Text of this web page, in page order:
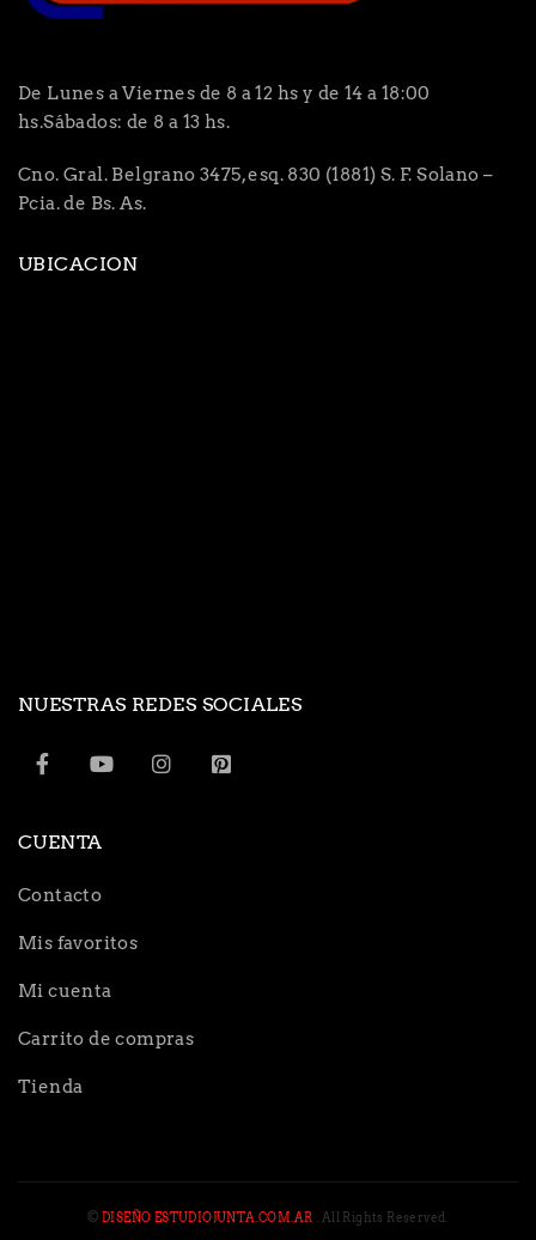
De Lunes a Viernes de 8 a 12 hs y de 14 a 18:00
hs.Sábados: de 8 a 13 hs.
Cno. Gral. Belgrano 3475, esq. 830 (1881) S. F. Solano –
Pcia. de Bs. As.
UBICACION
NUESTRAS REDES SOCIALES
CUENTA
Contacto
Mis favoritos
Mi cuenta
Carrito de compras
Tienda
©DISEÑO ESTUDIOJUNTA.COM.AR . All Rights Reserved.